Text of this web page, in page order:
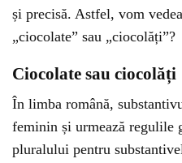
și precisă. Astfel, vom
„ciocolate” sau „ciocolăți”?
Ciocolate sau ciocolăți
În limba română,
feminin și urmează regulile
pluralului pentru